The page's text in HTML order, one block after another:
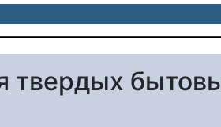
твердых